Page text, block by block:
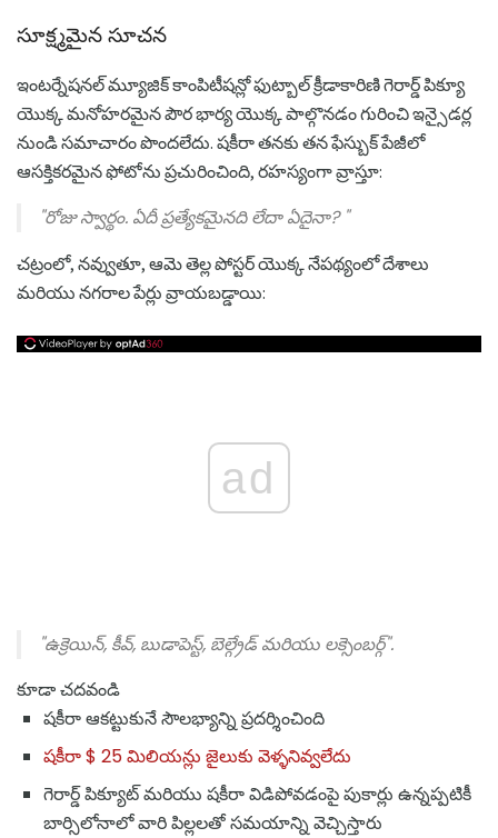
సూక్ష్మమైన సూచన
ఇంటర్నేషనల్ మ్యూజిక్ కాంపిటీషన్లో ఫుట్బాల్ క్రీడాకారిణి గెరార్డ్ పిక్యూ
యొక్క మనోహరమైన పౌర భార్య యొక్క పాల్గొనడం గురించి ఇన్సైడర్ల
నుండి సమాచారం పొందలేదు. షకీరా తనకు తన ఫేస్బుక్ పేజీలో
ఆసక్తికరమైన ఫోటోను ప్రచురించింది, రహస్యంగా వ్రాస్తూ:
"రోజు స్వార్థం. ఏదీ ప్రత్యేకమైనది లేదా ఏదైనా? "
చట్రంలో, నవ్వుతూ, ఆమె తెల్ల పోస్టర్ యొక్క నేపథ్యంలో దేశాలు
మరియు నగరాల పేర్లు వ్రాయబడ్డాయి:
ad
"ఉక్రెయిన్, కీవ్, బుడాపెస్ట్, బెల్గ్రేడ్ మరియు లక్సెంబర్గ్".
కూడా చదవండి
షకీరా ఆకట్టుకునే సౌలభ్యాన్ని ప్రదర్శించింది
షకీరా $ 25 మిలియన్లు జైలుకు వెళ్ళనివ్వలేదు
గెరార్డ్ పిక్యూట్ మరియు షకీరా విడిపోవడంపై పుకార్లు ఉన్నప్పటికీ
బార్సిలోనాలో వారి పిల్లలతో సమయాన్ని వెచ్చిస్తారు